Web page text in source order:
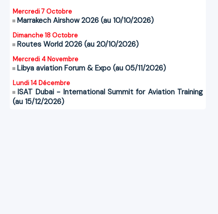
Mercredi 7 Octobre
Marrakech Airshow 2026 (au 10/10/2026)
Dimanche 18 Octobre
Routes World 2026 (au 20/10/2026)
Mercredi 4 Novembre
Libya aviation Forum & Expo (au 05/11/2026)
Lundi 14 Décembre
ISAT Dubai - International Summit for Aviation Training
(au 15/12/2026)